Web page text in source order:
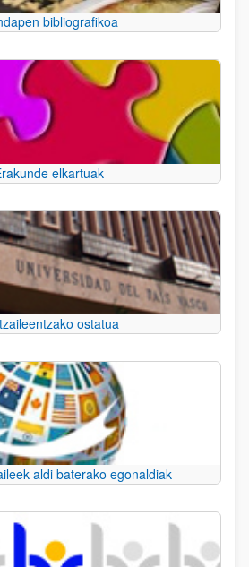
bibliografikoa
elkartuak
ostatua
aldi baterako egonaldiak